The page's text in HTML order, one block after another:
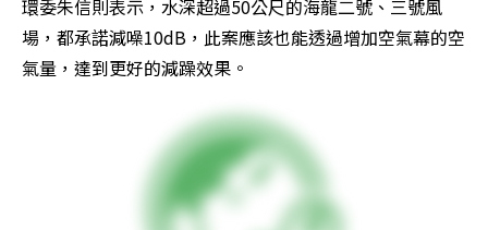
環委朱信則表示，水深超過50公尺的海龍二號、三號風
場，都承諾減噪10dB，此案應該也能透過增加空氣幕的空
氣量，達到更好的減躁效果。